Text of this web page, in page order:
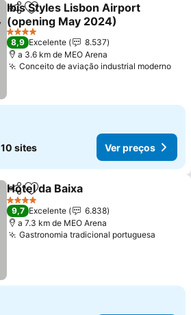
PartilharAdicionar aos favoritos
Ibis Styles Lisbon Airport
(opening May 2024)
Ver preços
4 Estrelas
8,9 Excelente
8.537
a 3.6 km de MEO Arena
Conceito de aviação industrial moderno
10 sites Ver preços
PartilharAdicionar aos favoritos
Hotel da Baixa
4 Estrelas
9,7 Excelente
6.838
a 7.3 km de MEO Arena
Gastronomia tradicional portuguesa